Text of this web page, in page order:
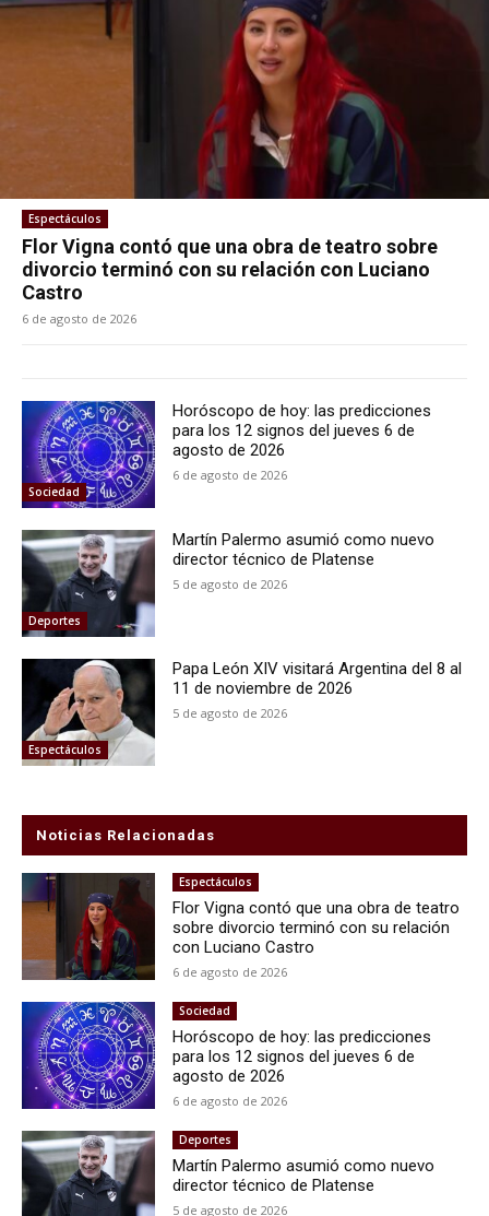
Espectáculos
Flor Vigna contó que una obra de teatro sobre
divorcio terminó con su relación con Luciano
Castro
6 de agosto de 2026
Sociedad
Horóscopo de hoy: las predicciones
para los 12 signos del jueves 6 de
agosto de 2026
6 de agosto de 2026
Deportes
Martín Palermo asumió como nuevo
director técnico de Platense
5 de agosto de 2026
Espectáculos
Papa León XIV visitará Argentina del 8 al
11 de noviembre de 2026
5 de agosto de 2026
Noticias Relacionadas
Espectáculos
Flor Vigna contó que una obra de teatro
sobre divorcio terminó con su relación
con Luciano Castro
6 de agosto de 2026
Sociedad
Horóscopo de hoy: las predicciones
para los 12 signos del jueves 6 de
agosto de 2026
6 de agosto de 2026
Deportes
Martín Palermo asumió como nuevo
director técnico de Platense
5 de agosto de 2026